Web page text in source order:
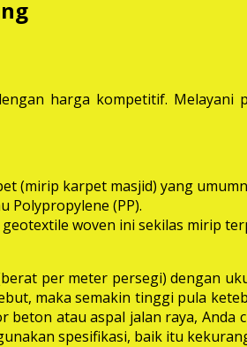
harga kompetitif. Melayani
(mirip karpet masjid) yang
Polypropylene (PP).
woven ini sekilas mirip
per meter persegi) dengan
maka semakin tinggi pula
atau aspal jalan raya, Anda
spesifikasi, baik itu